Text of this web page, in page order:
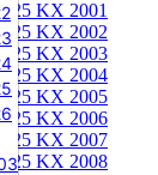
125 KX 2001
125 KX 2002
125 KX 2003
125 KX 2004
125 KX 2005
125 KX 2006
125 KX 2007
125 KX 2008